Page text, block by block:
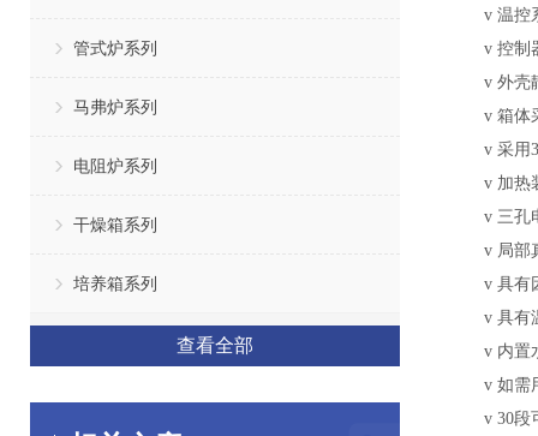
管式炉系列
马弗炉系列
电阻炉系列
干燥箱系列
培养箱系列
查看全部
v 温控
v 控制
v 外壳
v 箱体
v 采用
v 加热
v 三孔
v 局部
v 具有
v 具有
v 内置
v 如需
v 30段